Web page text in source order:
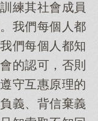
練其社會成員
我們每個人都
們每個人都知
的認可，否則
守互惠原理的
義、背信棄義